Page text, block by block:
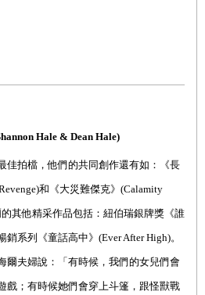
Hale & Dean Hale)
佳拍檔 ，他們的共同創作還有如 ： 《長
和《大災難傑克》 (Calamity
其他精采作品包括：紐伯瑞銀牌獎《誰
銷系列《童話高中》 (Ever After High)。
爾夫婦說：「有時候，我們的女兒們會
戲；有時候她們會穿上斗篷，跟怪獸戰